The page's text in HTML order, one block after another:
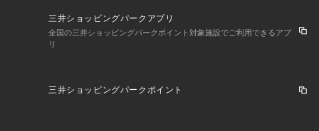
対象外となりますので、予めご了承ください。
三井ショッピングパークアプリ
全国の三井ショッピングパークポイント対象施設でご利用できるアプ
リ
三井ショッピングパークポイント